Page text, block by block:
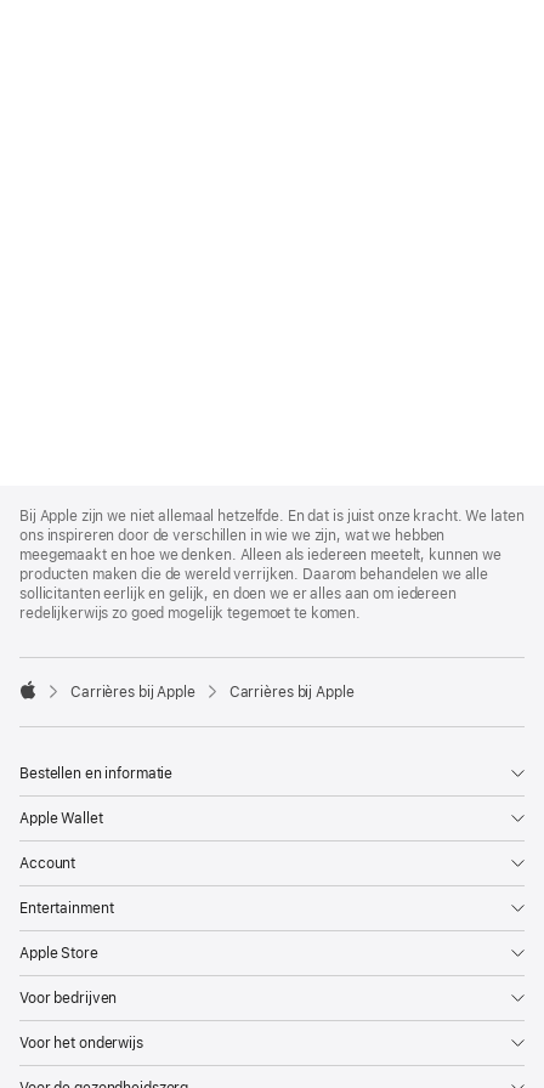
Footer
Bij Apple zijn we niet allemaal hetzelfde. En dat is juist onze kracht. We laten
ons inspireren door de verschillen in wie we zijn, wat we hebben
meegemaakt en hoe we denken. Alleen als iedereen meetelt, kunnen we
producten maken die de wereld verrijken. Daarom behandelen we alle
sollicitanten eerlijk en gelijk, en doen we er alles aan om iedereen
redelijkerwijs zo goed mogelijk tegemoet te komen.

Carrières bij Apple Carrières bij Apple
Bestellen en informatie
Apple Wallet
Account
Entertainment
Apple Store
Voor bedrijven
Voor het onderwijs